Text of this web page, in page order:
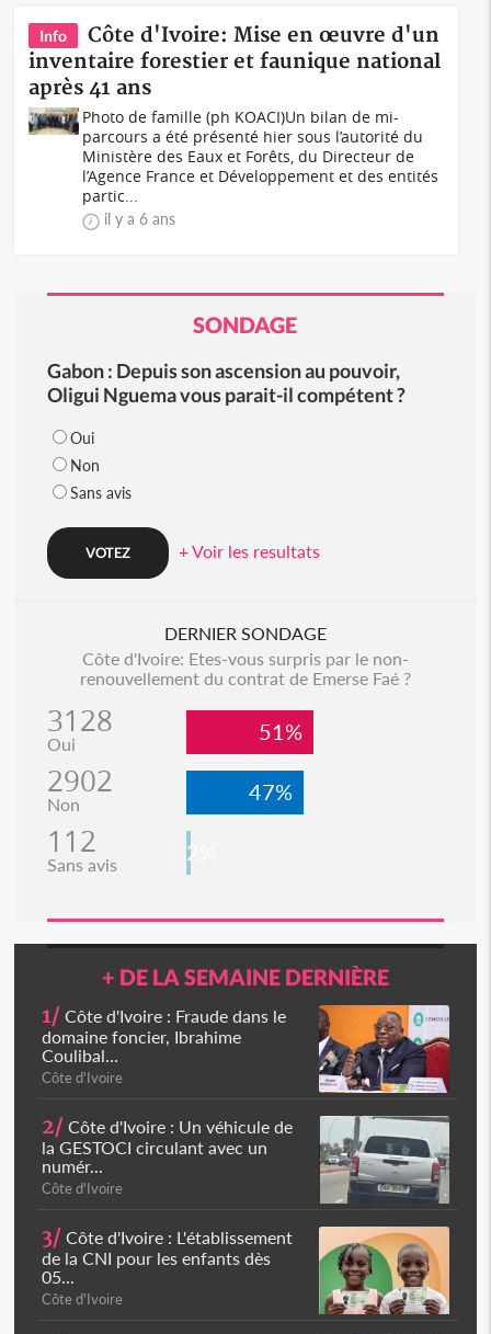
Info
Côte d'Ivoire: Mise en œuvre d'un
inventaire forestier et faunique national
après 41 ans
Photo de famille (ph KOACI)Un bilan de mi-
parcours a été présenté hier sous l’autorité du
Ministère des Eaux et Forêts, du Directeur de
l’Agence France et Développement et des entités
partic...
il y a 6 ans
SONDAGE
Gabon : Depuis son ascension au pouvoir,
Oligui Nguema vous parait-il compétent ?
Oui
Non
Sans avis
+ Voir les resultats
DERNIER SONDAGE
Côte d'Ivoire: Etes-vous surpris par le non-
renouvellement du contrat de Emerse Faé ?
3128
Oui 51%
2902
Non 47%
112
Sans avis 2%
+ DE LA SEMAINE DERNIÈRE
1/ Côte d'Ivoire : Fraude dans le
domaine foncier, Ibrahime
Coulibal...
Côte d'Ivoire
2/ Côte d'Ivoire : Un véhicule de
la GESTOCI circulant avec un
numér...
Côte d'Ivoire
3/ Côte d'Ivoire : L'établissement
de la CNI pour les enfants dès
05...
Côte d'Ivoire